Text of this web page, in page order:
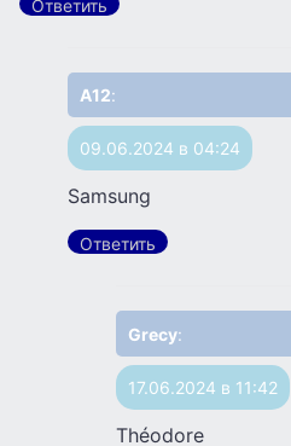
Ответить
A12:
09.06.2024 в 04:24
Samsung
Ответить
Grecy:
17.06.2024 в 11:42
Théodore